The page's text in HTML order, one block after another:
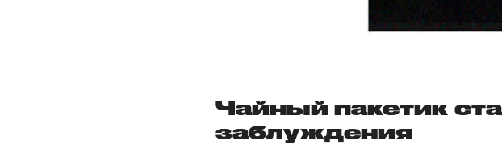
Чайный пакетик
заблуждения